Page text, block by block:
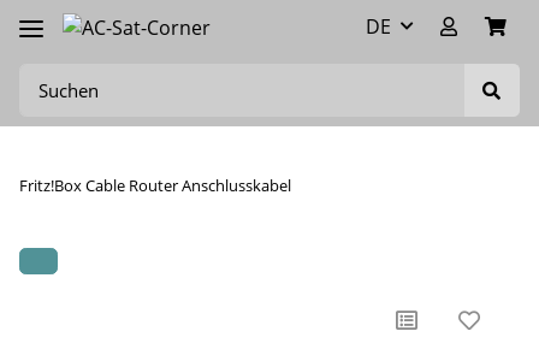
DE
Fritz!Box Cable Router Anschlusskabel